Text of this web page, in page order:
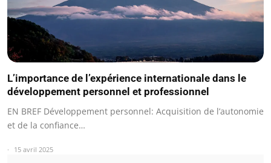
L’importance de l’expérience internationale dans le
développement personnel et professionnel
EN BREF Développement personnel: Acquisition de l’autonomie
et de la confiance…
15 avril 2025